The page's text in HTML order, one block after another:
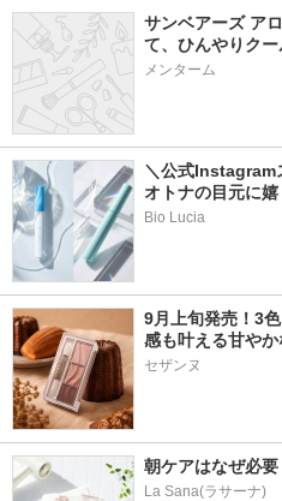
サンベアーズ ア
て、ひんやりクー
メンターム
＼公式Instagram
オトナの目元に
Bio Lucia
9月上旬発売！3
感も叶える甘や
朝ケアはなぜ必要
La Sana(ラサーナ)